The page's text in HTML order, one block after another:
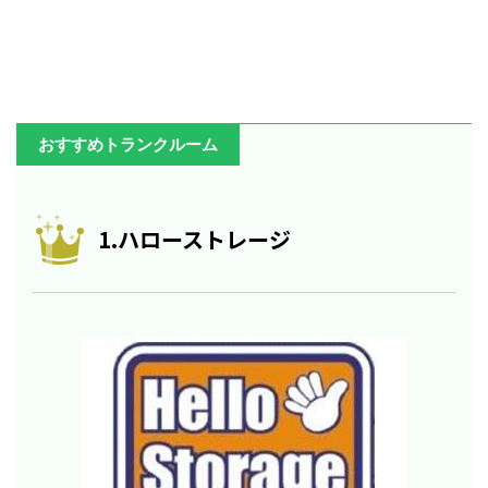
おすすめトランクルーム
1.ハローストレージ